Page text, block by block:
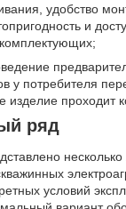
удобство
и
у потребителя
проходит
ряд
несколько
условий